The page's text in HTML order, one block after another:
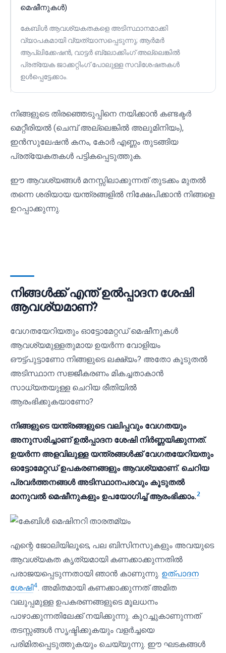
മെഷീനുകൾ)
കേബിൾ ആവശ്യകതകളെ അടിസ്ഥാനമാക്കി
വ്യാപകമായി വ്യത്യാസപ്പെടുന്നു; ആർമർ
ആപ്ലിക്കേഷൻ, വാട്ടർ ബ്ലോക്കിംഗ് അല്ലെങ്കിൽ
പ്രത്യേക ജാക്കറ്റിംഗ് പോലുള്ള സവിശേഷതകൾ
ഉൾപ്പെട്ടേക്കാം.
നിങ്ങളുടെ തിരഞ്ഞെടുപ്പിനെ നയിക്കാൻ കണ്ടക്ടർ
മെറ്റീരിയൽ (ചെമ്പ് അല്ലെങ്കിൽ അലുമിനിയം),
ഇൻസുലേഷൻ കനം, കോർ എണ്ണം തുടങ്ങിയ
പ്രത്യേകതകൾ പട്ടികപ്പെടുത്തുക.
ഈ ആവശ്യങ്ങൾ മനസ്സിലാക്കുന്നത് തുടക്കം മുതൽ
തന്നെ ശരിയായ യന്ത്രങ്ങളിൽ നിക്ഷേപിക്കാൻ നിങ്ങളെ
ഉറപ്പാക്കുന്നു.
നിങ്ങൾക്ക് എന്ത് ഉൽപ്പാദന ശേഷി
ആവശ്യമാണ്?
വേഗതയേറിയതും ഓട്ടോമേറ്റഡ് മെഷീനുകൾ
ആവശ്യമുള്ളതുമായ ഉയർന്ന വോളിയം
ഔട്ട്‌പുട്ടാണോ നിങ്ങളുടെ ലക്ഷ്യം? അതോ കൂടുതൽ
അടിസ്ഥാന സജ്ജീകരണം മികച്ചതാകാൻ
സാധ്യതയുള്ള ചെറിയ രീതിയിൽ
ആരംഭിക്കുകയാണോ?
നിങ്ങളുടെ യന്ത്രങ്ങളുടെ വലിപ്പവും വേഗതയും
അനുസരിച്ചാണ് ഉൽപ്പാദന ശേഷി നിർണ്ണയിക്കുന്നത്.
ഉയർന്ന അളവിലുള്ള യന്ത്രങ്ങൾക്ക് വേഗതയേറിയതും
ഓട്ടോമേറ്റഡ് ഉപകരണങ്ങളും ആവശ്യമാണ്. ചെറിയ
പ്രവർത്തനങ്ങൾ അടിസ്ഥാനപരവും കൂടുതൽ
മാനുവൽ മെഷീനുകളും ഉപയോഗിച്ച് ആരംഭിക്കാം.2
എന്റെ ജോലിയിലൂടെ, പല ബിസിനസുകളും അവയുടെ
ആവശ്യകത കൃത്യമായി കണക്കാക്കുന്നതിൽ
പരാജയപ്പെടുന്നതായി ഞാൻ കാണുന്നു. ഉത്പാദന
ശേഷി4. അമിതമായി കണക്കാക്കുന്നത് അമിത
വലുപ്പമുള്ള ഉപകരണങ്ങളുടെ മൂലധനം
പാഴാക്കുന്നതിലേക്ക് നയിക്കുന്നു. കുറച്ചുകാണുന്നത്
തടസ്സങ്ങൾ സൃഷ്ടിക്കുകയും വളർച്ചയെ
പരിമിതപ്പെടുത്തുകയും ചെയ്യുന്നു. ഈ ഘടകങ്ങൾ